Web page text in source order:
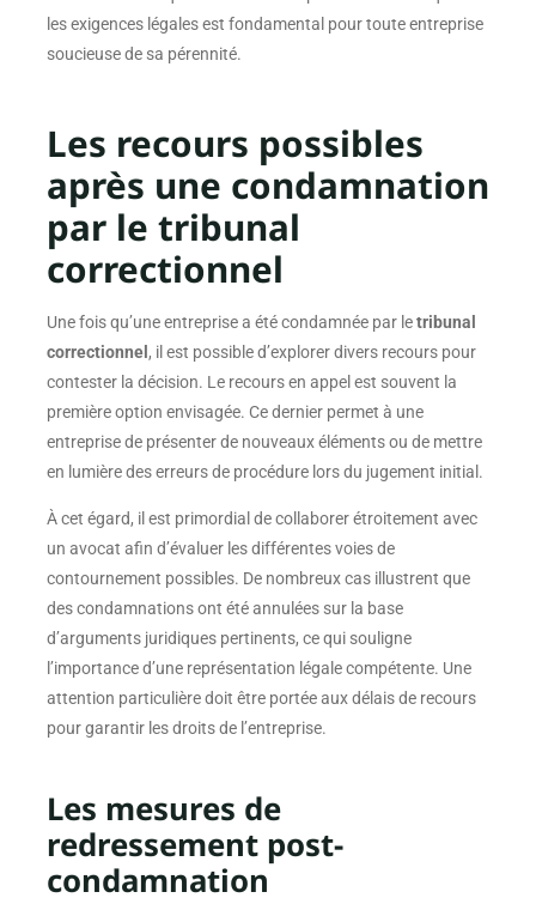
les exigences légales est fondamental pour toute entreprise
soucieuse de sa pérennité.
Les recours possibles
après une condamnation
par le tribunal
correctionnel
Une fois qu’une entreprise a été condamnée par letribunal
correctionnel, il est possible d’explorer divers recours pour
contester la décision. Le recours en appel est souvent la
première option envisagée. Ce dernier permet à une
entreprise de présenter de nouveaux éléments ou de mettre
en lumière des erreurs de procédure lors du jugement initial.
À cet égard, il est primordial de collaborer étroitement avec
un avocat afin d’évaluer les différentes voies de
contournement possibles. De nombreux cas illustrent que
des condamnations ont été annulées sur la base
d’arguments juridiques pertinents, ce qui souligne
l’importance d’une représentation légale compétente. Une
attention particulière doit être portée aux délais de recours
pour garantir les droits de l’entreprise.
Les mesures de
redressement post-
condamnation